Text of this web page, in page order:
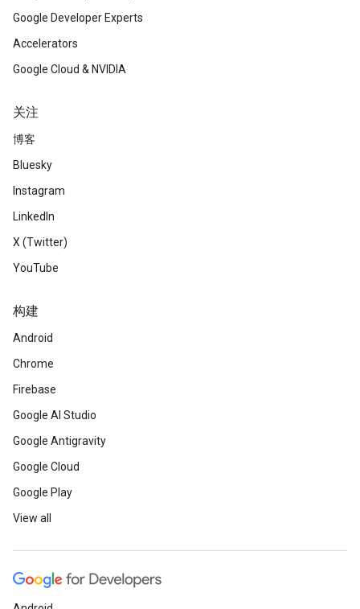
Google Developer Experts
Accelerators
Google Cloud & NVIDIA
关注
博客
Bluesky
Instagram
LinkedIn
X (Twitter)
YouTube
构建
Android
Chrome
Firebase
Google AI Studio
Google Antigravity
Google Cloud
Google Play
View all